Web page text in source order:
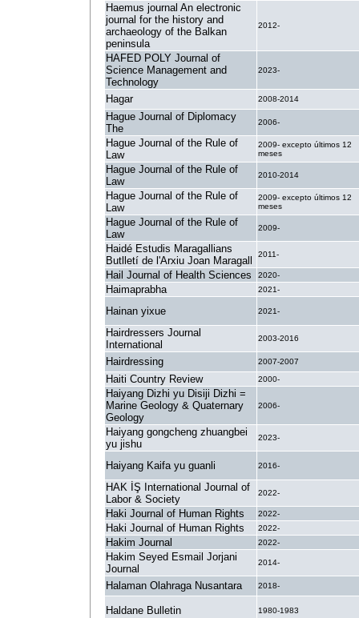
Haemus journal An electronic
journal for the history and
archaeology of the Balkan
peninsula
2012-
HAFED POLY Journal of
Science Management and
Technology
2023-
Hagar 2008-2014
Hague Journal of Diplomacy
The
2006-
Hague Journal of the Rule of
Law
2009- excepto últimos 12
meses
Hague Journal of the Rule of
Law
2010-2014
Hague Journal of the Rule of
Law
2009- excepto últimos 12
meses
Hague Journal of the Rule of
Law
2009-
Haidé Estudis Maragallians
Butlletí de l'Arxiu Joan Maragall
2011-
Hail Journal of Health Sciences 2020-
Haimaprabha 2021-
Hainan yixue 2021-
Hairdressers Journal
International
2003-2016
Hairdressing 2007-2007
Haiti Country Review 2000-
Haiyang Dizhi yu Disiji Dizhi =
Marine Geology & Quaternary
Geology
2006-
Haiyang gongcheng zhuangbei
yu jishu
2023-
Haiyang Kaifa yu guanli 2016-
HAK İŞ International Journal of
Labor & Society
2022-
Haki Journal of Human Rights 2022-
Haki Journal of Human Rights 2022-
Hakim Journal 2022-
Hakim Seyed Esmail Jorjani
Journal
2014-
Halaman Olahraga Nusantara 2018-
Haldane Bulletin 1980-1983